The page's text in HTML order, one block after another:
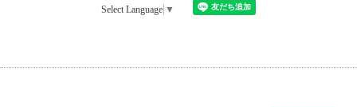
Select Language ▼